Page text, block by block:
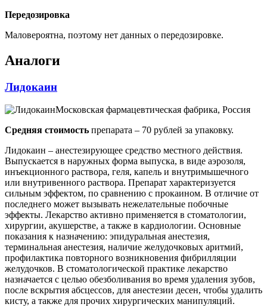
Передозировка
Маловероятна, поэтому нет данных о передозировке.
Аналоги
Лидокаин
Московская фармацевтическая фабрика, Россия
Средняя стоимость препарата – 70 рублей за упаковку.
Лидокаин – анестезирующее средство местного действия.
Выпускается в наружных форма выпуска, в виде аэрозоля,
инъекционного раствора, геля, капель и внутримышечного
или внутривенного раствора. Препарат характеризуется
сильным эффектом, по сравнению с прокаином. В отличие от
последнего может вызывать нежелательные побочные
эффекты. Лекарство активно применяется в стоматологии,
хирургии, акушерстве, а также в кардиологии. Основные
показания к назначению: эпидуральная анестезия,
терминальная анестезия, наличие желудочковых аритмий,
профилактика повторного возникновения фибрилляции
желудочков. В стоматологической практике лекарство
назначается с целью обезболивания во время удаления зубов,
после вскрытия абсцессов, для анестезии десен, чтобы удалить
кисту, а также для прочих хирургических манипуляций.